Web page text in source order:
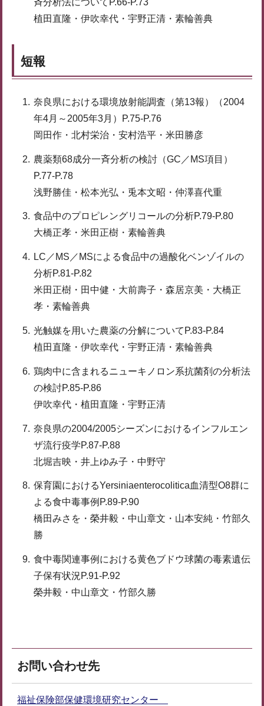
植田直隆・伊吹幸代・宇野正清・素輪善典
短報
奈良県における環境放射能調査（第13報）（2004
年4月～2005年3月）P.75-P.76
岡田作・北村栄治・安村浩平・米田勝彦
農薬類68成分一斉分析の検討（GC／MS項目）
P.77-P.78
浅野勝佳・松本光弘・兎本文昭・仲澤喜代重
食品中のプロピレングリコールの分析P.79-P.80
大橋正孝・米田正樹・素輪善典
LC／MS／MSによる食品中の過酸化ベンゾイルの
分析P.81-P.82
米田正樹・田中健・大前壽子・森居京美・大橋正
孝・素輪善典
光触媒を用いた農薬の分解についてP.83-P.84
植田直隆・伊吹幸代・宇野正清・素輪善典
鶏肉中に含まれるニューキノロン系抗菌剤の分析法
の検討P.85-P.86
伊吹幸代・植田直隆・宇野正清
奈良県の2004/2005シーズンにおけるインフルエン
ザ流行疫学P.87-P.88
北堀吉映・井上ゆみ子・中野守
保育園におけるYersiniaenterocolitica血清型O8群に
よる食中毒事例P.89-P.90
橋田みさを・榮井毅・中山章文・山本安純・竹部久
勝
食中毒関連事例における黄色ブドウ球菌の毒素遺伝
子保有状況P.91-P.92
榮井毅・中山章文・竹部久勝
お問い合わせ先
福祉保険部保健環境研究センター